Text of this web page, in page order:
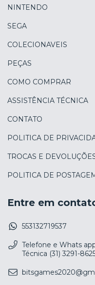
NINTENDO
SEGA
COLECIONAVEIS
PEÇAS
COMO COMPRAR
ASSISTÊNCIA TÉCNICA
CONTATO
POLITICA DE
TROCAS E
POLITICA DE
Entre em
553132719537
Telefone e Whats
Técnica (31) 3291-